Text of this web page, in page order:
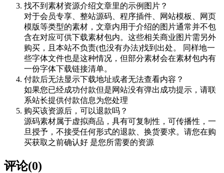
找不到素材资源介绍文章里的示例图片？
对于会员专享、整站源码、程序插件、网站模板、网页
模版等类型的素材，文章内用于介绍的图片通常并不包
含在对应可供下载素材包内。这些相关商业图片需另外
购买，且本站不负责(也没有办法)找到出处。 同样地一
些字体文件也是这种情况，但部分素材会在素材包内有
一份字体下载链接清单。
付款后无法显示下载地址或者无法查看内容？
如果您已经成功付款但是网站没有弹出成功提示，请联
系站长提供付款信息为您处理
购买该资源后，可以退款吗？
源码素材属于虚拟商品，具有可复制性，可传播性，一
旦授予，不接受任何形式的退款、换货要求。请您在购
买获取之前确认好 是您所需要的资源
评论(0)